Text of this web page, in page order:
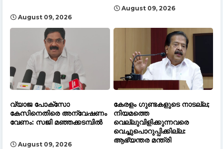
August 09, 2026
August 09, 2026
വ്യാജ പോക്സോ
കേസിനെതിരെ അന്വേഷണം
വേണം: സജി മഞ്ഞക്കടമ്പിൽ
August 09, 2026
കേരളം ഗുണ്ടകളുടെ നാടല്ല;
നിയമത്തെ
വെല്ലുവിളിക്കുന്നവരെ
വെച്ചുപൊറുപ്പിക്കില്ല:
ആഭ്യന്തര മന്ത്രി